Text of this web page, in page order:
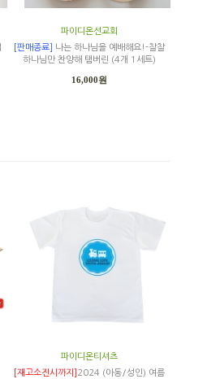
파이디온선교회
[판매종료]
나는 하나님을 예배해요!-찰찰
하나님만 찬양해 탬버린 (4개 1세트)
16,000원
파이디온티셔츠
[재고소진시까지]
2024 (아동/성인) 여름